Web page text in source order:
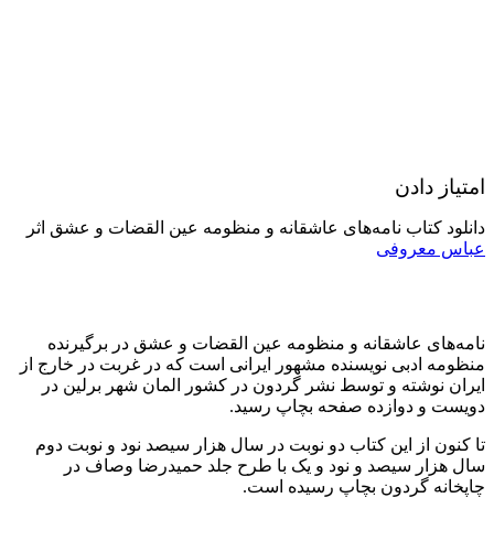
امتیاز دادن
دانلود کتاب نامه‌های عاشقانه و منظومه عین القضات و عشق اثر
عباس معروفی
نامه‌های عاشقانه و منظومه عین القضات و عشق در برگیرنده
منظومه ادبی نویسنده مشهور ایرانی است که در غربت در خارج از
ایران نوشته و توسط نشر گردون در کشور المان شهر برلین در
دویست و دوازده صفحه بچاپ رسید.
تا کنون از این کتاب دو نوبت در سال هزار سیصد نود و نوبت دوم
سال هزار سیصد و نود و یک با طرح جلد حمیدرضا وصاف در
چاپخانه گردون بچاپ رسیده است.